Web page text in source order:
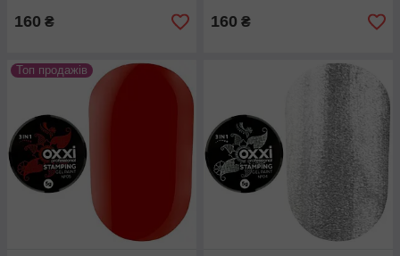
160 ₴ 160 ₴
Топ продажів